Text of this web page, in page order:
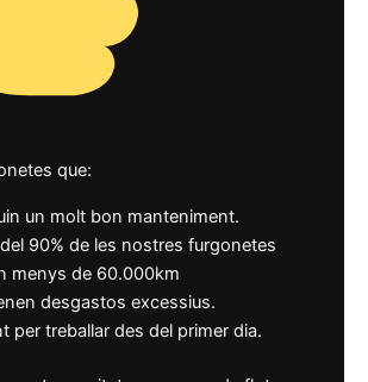
que:
un molt bon manteniment.
90% de les nostres furgonetes
menys de 60.000km
desgastos excessius.
per treballar des del primer dia.